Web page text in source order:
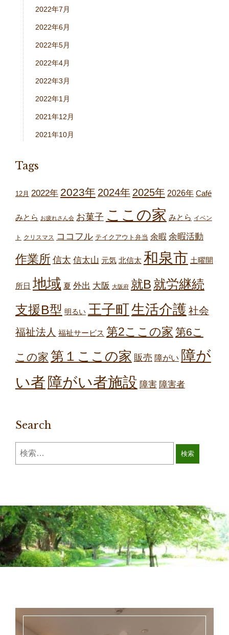
2022年7月
2022年6月
2022年5月
2022年4月
2022年3月
2022年1月
2021年12月
2021年10月
Tags
12月 2022年 2023年 2024年 2025年 2026年 Café
みとら お疲れさん会 お菓子 ここの家 みとら イベン
ト クリスマス ココフル テイクアウト弁当 余暇 余暇活動
作業所 信太 信太山 元気 北信太 和泉市 土曜開
所日 地域 夏 外出 大阪 大阪府 就B 就労継続
支援B型 明るい 王子町生活介護 社会
福祉法人 福祉サービス 第2ここの家 第6こ
この家 第１ここの家 販売 障がい 障が
い者 障がい者施設 障害 障害者
Search